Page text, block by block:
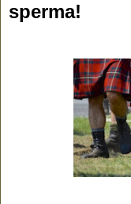
sperma!